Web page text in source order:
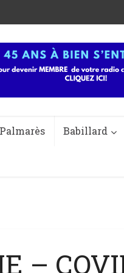
Palmarès Babillard
–